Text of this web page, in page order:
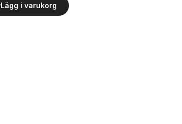
Lägg i varukorg